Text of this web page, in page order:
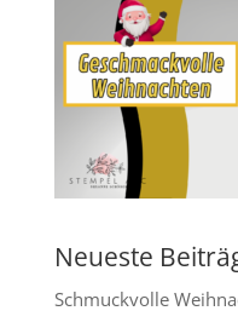
Neueste
Schmuckvolle